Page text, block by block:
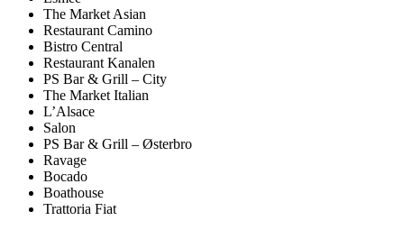
The Market Asian
Restaurant Camino
Bistro Central
Restaurant Kanalen
PS Bar & Grill – City
The Market Italian
L’Alsace
Salon
PS Bar & Grill – Østerbro
Ravage
Bocado
Boathouse
Trattoria Fiat